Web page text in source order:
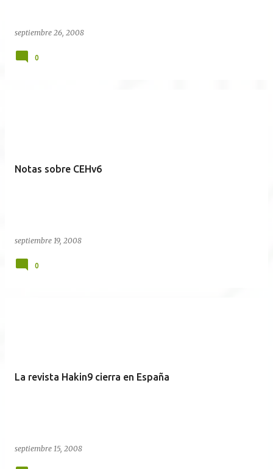
septiembre 26, 2008
0
Notas sobre CEHv6
septiembre 19, 2008
0
La revista Hakin9 cierra en España
septiembre 15, 2008